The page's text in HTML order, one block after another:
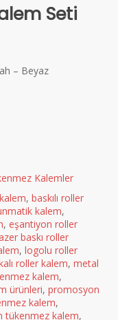
Seti
– Beyaz
Kalemler
, baskılı roller
kalem,
, eşantiyon roller
baskı roller
, logolu roller
roller kalem, metal
kalem,
ürünleri, promosyon
kalem,
tükenmez kalem,